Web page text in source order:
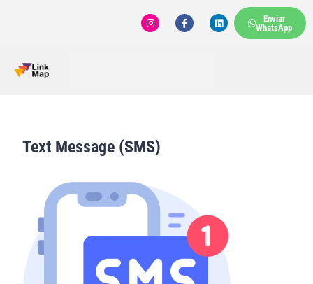
Enviar
WhatsApp
Text Message (SMS)